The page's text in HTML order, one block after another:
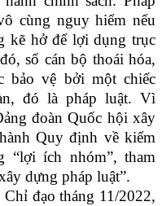
cùng nguy hiểm nếu
kẽ hở để lợi dụng trục
số cán bộ thoái hóa,
bảo vệ bởi một chiếc
đó là pháp luật. Vì
đoàn Quốc hội xây
Quy định về kiểm
“lợi ích nhóm”, tham
dựng pháp luật”.
đạo tháng 11/2022,